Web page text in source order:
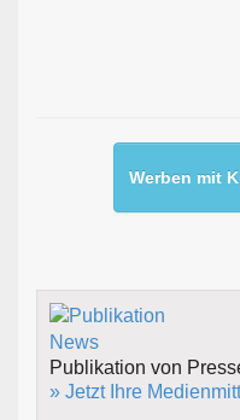
Werben mit
Publikation von
» Jetzt Ihre